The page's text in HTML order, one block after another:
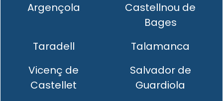
Argençola
Castellnou de
Bages
Taradell
Talamanca
Vicenç de
Castellet
Salvador de
Guardiola